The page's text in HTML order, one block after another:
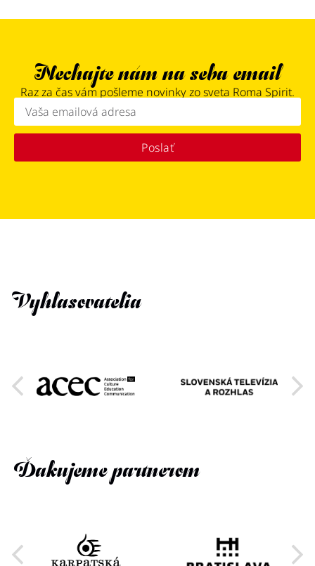
Nechajte nám na seba email
Raz za čas vám pošleme novinky zo sveta Roma Spirit.
Poslať
Vyhlasovatelia
Ďakujeme partnerom